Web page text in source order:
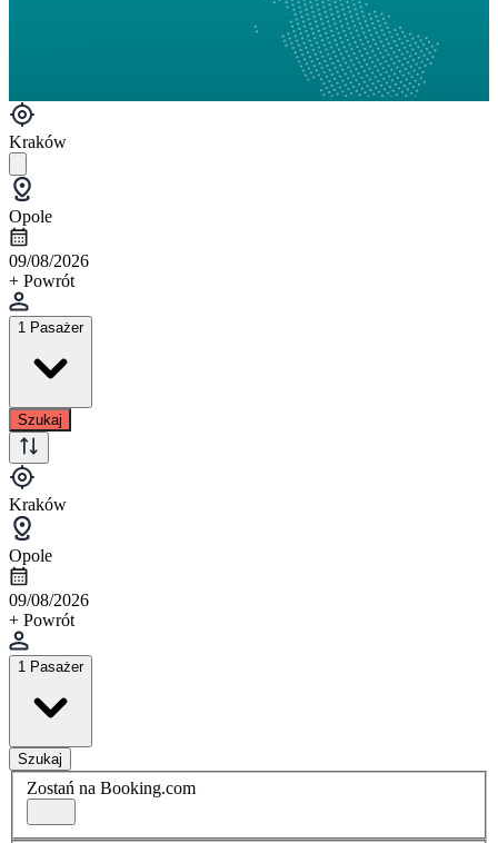
Kraków
Opole
09/08/2026
+ Powrót
1 Pasażer
Szukaj
Kraków
Opole
09/08/2026
+ Powrót
1 Pasażer
Szukaj
Zostań na Booking.com